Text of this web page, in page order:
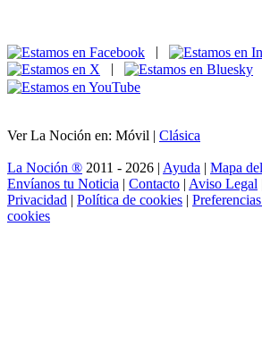
|
|
Ver La Noción en: Móvil | Clásica
La Noción ® 2011 - 2026 | Ayuda | Mapa
Envíanos tu Noticia | Contacto | Aviso Legal
Privacidad | Política de cookies |
cookies